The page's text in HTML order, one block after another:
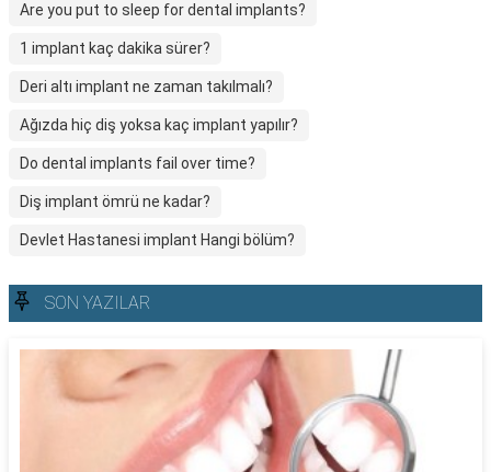
Are you put to sleep for dental implants?
1 implant kaç dakika sürer?
Deri altı implant ne zaman takılmalı?
Ağızda hiç diş yoksa kaç implant yapılır?
Do dental implants fail over time?
Diş implant ömrü ne kadar?
Devlet Hastanesi implant Hangi bölüm?
SON YAZILAR